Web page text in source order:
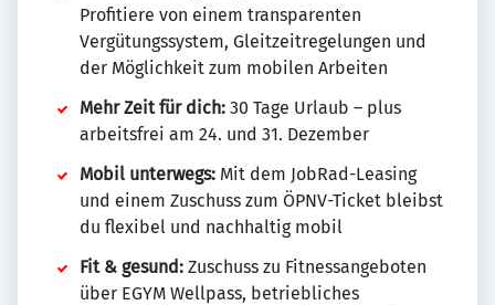
Profitiere von einem transparenten
Vergütungssystem, Gleitzeitregelungen und
der Möglichkeit zum mobilen Arbeiten
Mehr Zeit für dich: 30 Tage Urlaub – plus
arbeitsfrei am 24. und 31. Dezember
Mobil unterwegs: Mit dem JobRad-Leasing
und einem Zuschuss zum ÖPNV-Ticket bleibst
du flexibel und nachhaltig mobil
Fit & gesund: Zuschuss zu Fitnessangeboten
über EGYM Wellpass, betriebliches